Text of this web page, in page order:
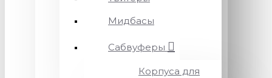
Мидбасы
Сабвуферы
Корпуса для